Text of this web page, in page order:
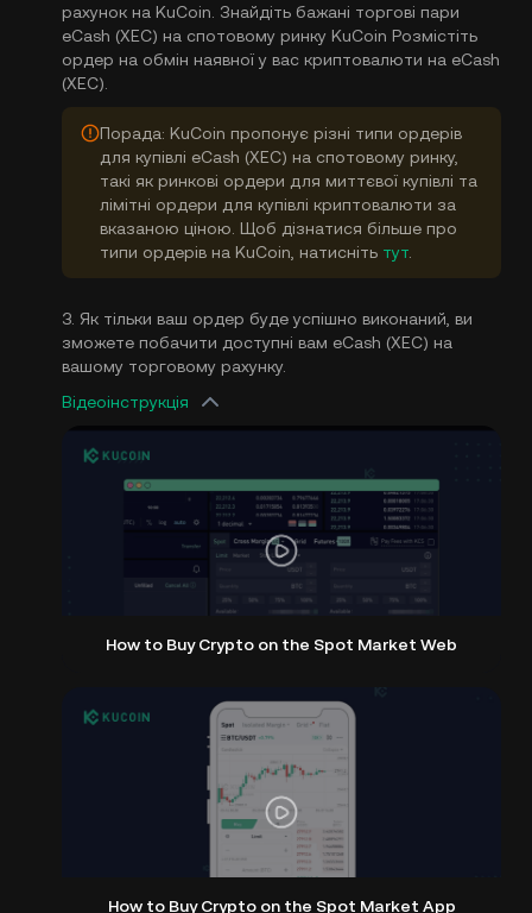
рахунок на KuCoin. Знайдіть бажані торгові пари
eCash (XEC) на спотовому ринку KuCoin Розмістіть
ордер на обмін наявної у вас криптовалюти на eCash
(XEC).
Порада: KuCoin пропонує різні типи ордерів
для купівлі eCash (XEC) на спотовому ринку,
такі як ринкові ордери для миттєвої купівлі та
лімітні ордери для купівлі криптовалюти за
вказаною ціною. Щоб дізнатися більше про
типи ордерів на KuCoin, натисніть тут
3. Як тільки ваш ордер буде успішно виконаний, ви
зможете побачити доступні вам eCash (XEC) на
вашому торговому рахунку.
Відеоінструкція
How to Buy Crypto on the Spot Market Web
How to Buy Crypto on the Spot Market App